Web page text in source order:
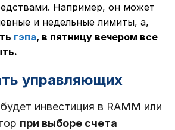
Например, он может
и недельные лимиты, а,
гэпа, в пятницу вечером все
управляющих
инвестиция в RAMM или
при выборе счета